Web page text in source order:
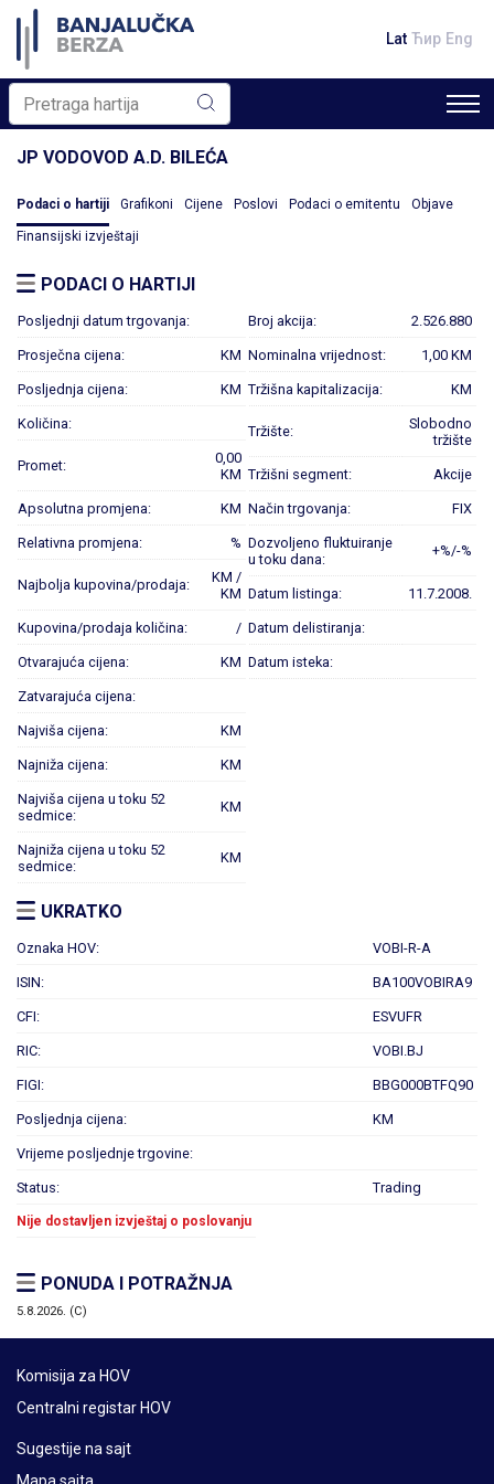
Lat Ћир Eng
JP VODOVOD A.D. BILEĆA
Podaci o hartiji Grafikoni Cijene Poslovi Podaci o emitentu Objave
Finansijski izvještaji
PODACI O HARTIJI
Posljednji datum trgovanja:
Prosječna cijena: KM
Posljednja cijena: KM
Količina:
Promet:
0,00
KM
Apsolutna promjena: KM
Relativna promjena: %
Najbolja kupovina/prodaja:
KM /
KM
Kupovina/prodaja količina: /
Otvarajuća cijena: KM
Zatvarajuća cijena:
Najviša cijena: KM
Najniža cijena: KM
Najviša cijena u toku 52
sedmice:
KM
Najniža cijena u toku 52
sedmice:
KM
Broj akcija: 2.526.880
Nominalna vrijednost: 1,00 KM
Tržišna kapitalizacija: KM
Tržište:
Slobodno
tržište
Tržišni segment: Akcije
Način trgovanja: FIX
Dozvoljeno fluktuiranje
u toku dana:
+%/-%
Datum listinga: 11.7.2008.
Datum delistiranja:
Datum isteka:
UKRATKO
Oznaka HOV: VOBI-R-A
ISIN: BA100VOBIRA9
CFI: ESVUFR
RIC: VOBI.BJ
FIGI: BBG000BTFQ90
Posljednja cijena: KM
Vrijeme posljednje trgovine:
Status: Trading
Nije dostavljen izvještaj o poslovanju
PONUDA I POTRAŽNJA
5.8.2026. (C)
Komisija za HOV
Centralni registar HOV
Sugestije na sajt